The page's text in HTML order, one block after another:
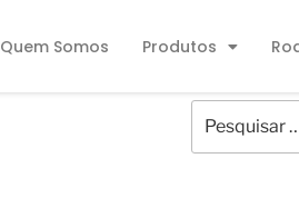
Quem Somos Produtos